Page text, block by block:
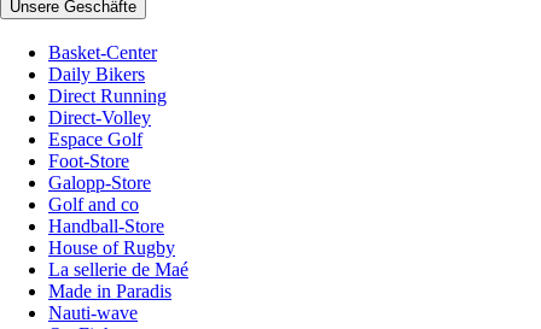
Unsere Geschäfte
Basket-Center
Daily Bikers
Direct Running
Direct-Volley
Espace Golf
Foot-Store
Galopp-Store
Golf and co
Handball-Store
House of Rugby
La sellerie de Maé
Made in Paradis
Nauti-wave